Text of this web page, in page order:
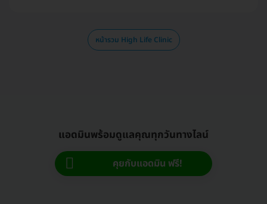
หน้ารวม High Life Clinic
แอดมินพร้อมดูแลคุณทุกวันทางไลน์
คุยกับแอดมิน ฟรี!